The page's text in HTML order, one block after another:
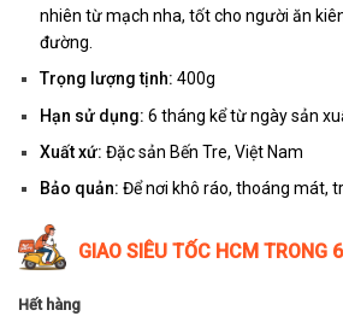
nhiên từ mạch nha, tốt cho người ăn
đường.
Trọng lượng tịnh: 400g
Hạn sử dụng: 6 tháng kể từ ngày sản
Xuất xứ: Đặc sản Bến Tre, Việt Nam
Bảo quản: Để nơi khô ráo, thoáng mát,
GIAO SIÊU TỐC HCM TRONG
Hết hàng